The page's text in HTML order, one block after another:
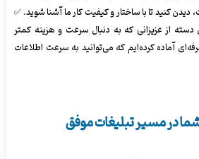
کنید تا با ساختار و کیفیت کار ما آشنا شوید. ✅
دسته از عزیزانی که به دنبال سرعت و هزینه کمتر
آماده کرده‌ایم که می‌توانید به سرعت اطلاعات
در مسیر تبلیغات موفق